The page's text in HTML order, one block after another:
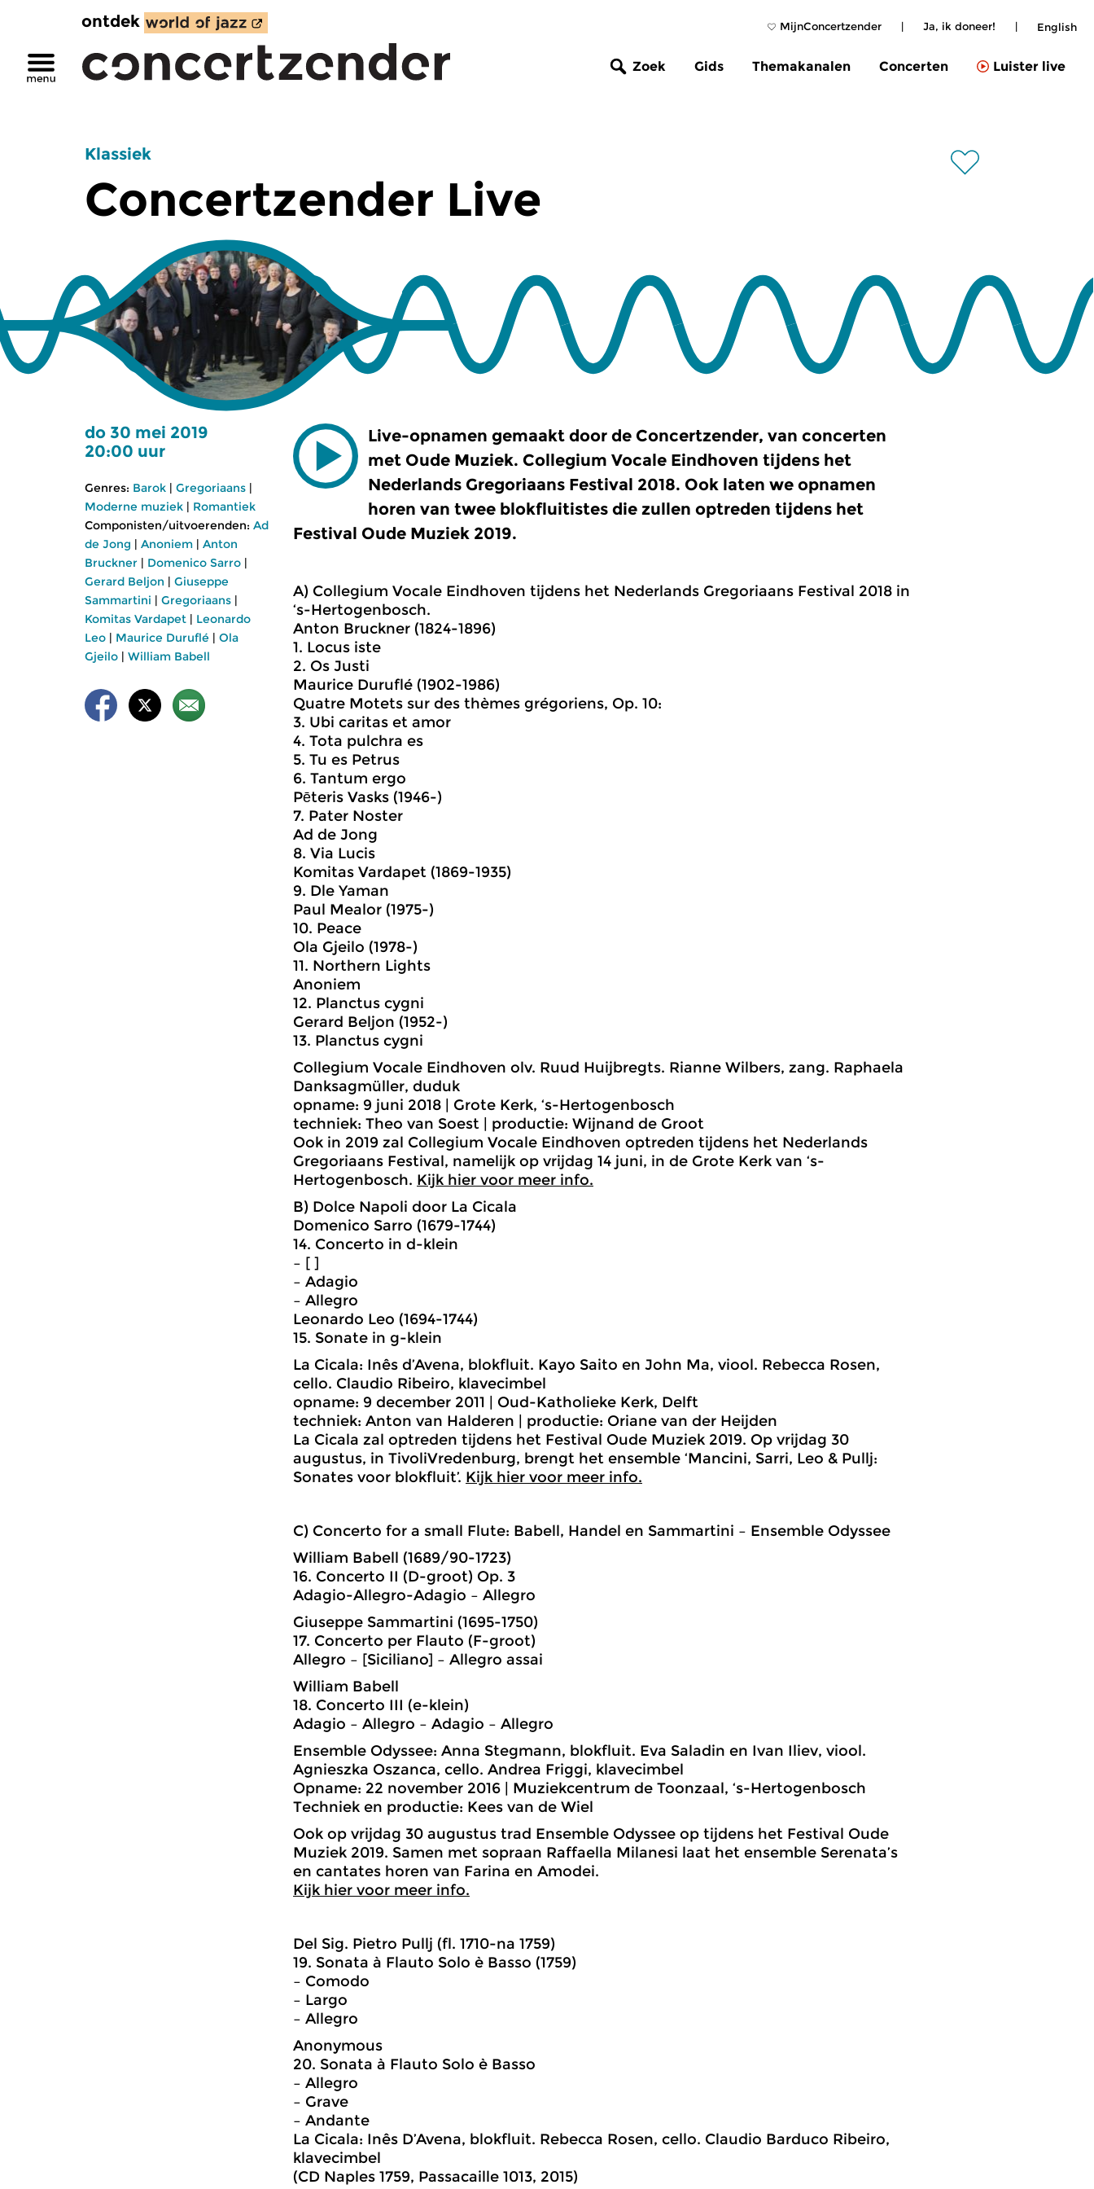
MijnConcertzender | Ja, ik doneer! | English
ontdek
Zoek Gids Themakanalen Concerten Luister live
Klassiek
Concertzender Live
do 30 mei 2019
20:00 uur
Genres: Barok | Gregoriaans |
Moderne muziek | Romantiek
Componisten/uitvoerenden: Ad
de Jong | Anoniem | Anton
Bruckner | Domenico Sarro |
Gerard Beljon | Giuseppe
Sammartini | Gregoriaans |
Komitas Vardapet | Leonardo
Leo | Maurice Duruflé | Ola
Gjeilo | William Babell
Live-opnamen gemaakt door de Concertzender, van concerten
met Oude Muziek. Collegium Vocale Eindhoven tijdens het
Nederlands Gregoriaans Festival 2018. Ook laten we opnamen
horen van twee blokfluitistes die zullen optreden tijdens het
Festival Oude Muziek 2019.
A) Collegium Vocale Eindhoven tijdens het Nederlands Gregoriaans Festival 2018 in
‘s-Hertogenbosch.
Anton Bruckner (1824-1896)
1. Locus iste
2. Os Justi
Maurice Duruflé (1902-1986)
Quatre Motets sur des thèmes grégoriens, Op. 10:
3. Ubi caritas et amor
4. Tota pulchra es
5. Tu es Petrus
6. Tantum ergo
Pēteris Vasks (1946-)
7. Pater Noster
Ad de Jong
8. Via Lucis
Komitas Vardapet (1869-1935)
9. Dle Yaman
Paul Mealor (1975-)
10. Peace
Ola Gjeilo (1978-)
11. Northern Lights
Anoniem
12. Planctus cygni
Gerard Beljon (1952-)
13. Planctus cygni
Collegium Vocale Eindhoven olv. Ruud Huijbregts. Rianne Wilbers, zang. Raphaela
Danksagmüller, duduk
opname: 9 juni 2018 | Grote Kerk, ‘s-Hertogenbosch
techniek: Theo van Soest | productie: Wijnand de Groot
Ook in 2019 zal Collegium Vocale Eindhoven optreden tijdens het Nederlands
Gregoriaans Festival, namelijk op vrijdag 14 juni, in de Grote Kerk van ‘s-
Hertogenbosch. Kijk hier voor meer info.
B) Dolce Napoli door La Cicala
Domenico Sarro (1679-1744)
14. Concerto in d-klein
– [ ]
– Adagio
– Allegro
Leonardo Leo (1694-1744)
15. Sonate in g-klein
La Cicala: Inês d’Avena, blokfluit. Kayo Saito en John Ma, viool. Rebecca Rosen,
cello. Claudio Ribeiro, klavecimbel
opname: 9 december 2011 | Oud-Katholieke Kerk, Delft
techniek: Anton van Halderen | productie: Oriane van der Heijden
La Cicala zal optreden tijdens het Festival Oude Muziek 2019. Op vrijdag 30
augustus, in TivoliVredenburg, brengt het ensemble ‘Mancini, Sarri, Leo & Pullj:
Sonates voor blokfluit’. Kijk hier voor meer info.
C) Concerto for a small Flute: Babell, Handel en Sammartini – Ensemble Odyssee
William Babell (1689/90-1723)
16. Concerto II (D-groot) Op. 3
Adagio-Allegro-Adagio – Allegro
Giuseppe Sammartini (1695-1750)
17. Concerto per Flauto (F-groot)
Allegro – [Siciliano] – Allegro assai
William Babell
18. Concerto III (e-klein)
Adagio – Allegro – Adagio – Allegro
Ensemble Odyssee: Anna Stegmann, blokfluit. Eva Saladin en Ivan Iliev, viool.
Agnieszka Oszanca, cello. Andrea Friggi, klavecimbel
Opname: 22 november 2016 | Muziekcentrum de Toonzaal, ‘s-Hertogenbosch
Techniek en productie: Kees van de Wiel
Ook op vrijdag 30 augustus trad Ensemble Odyssee op tijdens het Festival Oude
Muziek 2019. Samen met sopraan Raffaella Milanesi laat het ensemble Serenata’s
en cantates horen van Farina en Amodei.
Kijk hier voor meer info.
Del Sig. Pietro Pullj (fl. 1710-na 1759)
19. Sonata à Flauto Solo è Basso (1759)
– Comodo
– Largo
– Allegro
Anonymous
20. Sonata à Flauto Solo è Basso
– Allegro
– Grave
– Andante
La Cicala: Inês D’Avena, blokfluit. Rebecca Rosen, cello. Claudio Barduco Ribeiro,
klavecimbel
(CD Naples 1759, Passacaille 1013, 2015)